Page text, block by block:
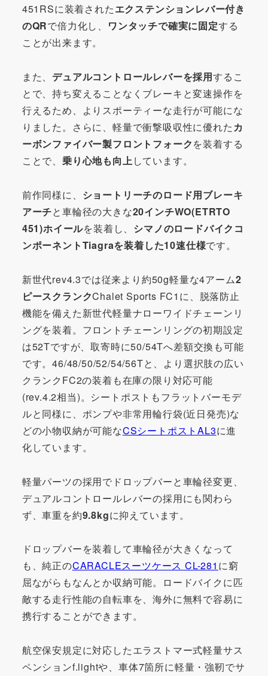
451RSに装着されたエクステンションレバー付き
のQRで倍力化し、 ワンタッチで確実に固定する
ことが出来ます。
また、 デュアルコントロールレバーを採用するこ
とで、持ち変えることなくブレーキと変速操作を
行えるため、よりスポーティーな走行が可能にな
りました。さらに、軽量で衝撃吸収性に優れたカ
ーボンファイバー製フロントフォークを装着する
ことで、 乗り心地も向上しています。
前作同様に、 ショートリーチのロード用ブレーキ
アーチと車輪径の大きな20インチWO(ETRTO
451)ホイールを装着し、 シマノのロードバイクコ
ンポーネントTiagraを装着した10速仕様です。
新世代rev4.3では従来より約50g軽量な4アーム2
ピースクランクChalet Sports FC1に、脱落防止
機能を備えた新世代軽量ナローワイドチェーンリ
ングを装着。フロントチェーンリングの初期設定
は52Tですが、取寄時に50/54Tへ差額交換も可能
です。46/48/50/52/54/56Tと、より選択肢の広い
クランクFC2の装着も在庫の限り対応可能
(rev.4.2相当)。シートポストもフラットバーモデ
ルと同様に、ポンプや非常用輪行袋(近日発売)な
どの小物収納が可能なCSシートポストAL3に進
化しています。
軽量パーツの採用でドロップバーと車輪径変更、
デュアルコントロールレバーの採用にも関わら
ず、車重を約9.8kgに抑えています。
ドロップバーを装着して車輪径が大きくなって
も、純正のCARACLEスーツケース CL-281 に窮
屈ながらもなんとか収納可能。ロードバイクに匹
敵する走行性能の自転車を、海外に無料で容易に
携行することができます。
航空保安規定に対応したエラストマー式軽量サス
ペンションf.lightや、車体7箇所に軽量・強靭でサ